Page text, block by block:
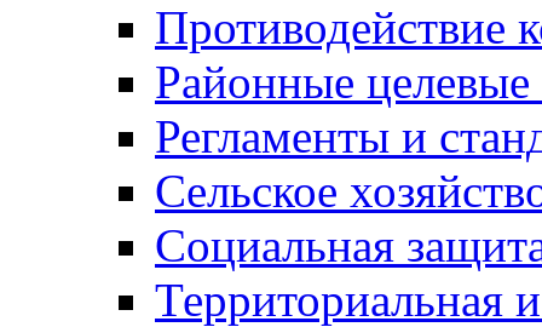
Противодействие
Районные
Регламенты и
Сельское
Социальная
Территориальная